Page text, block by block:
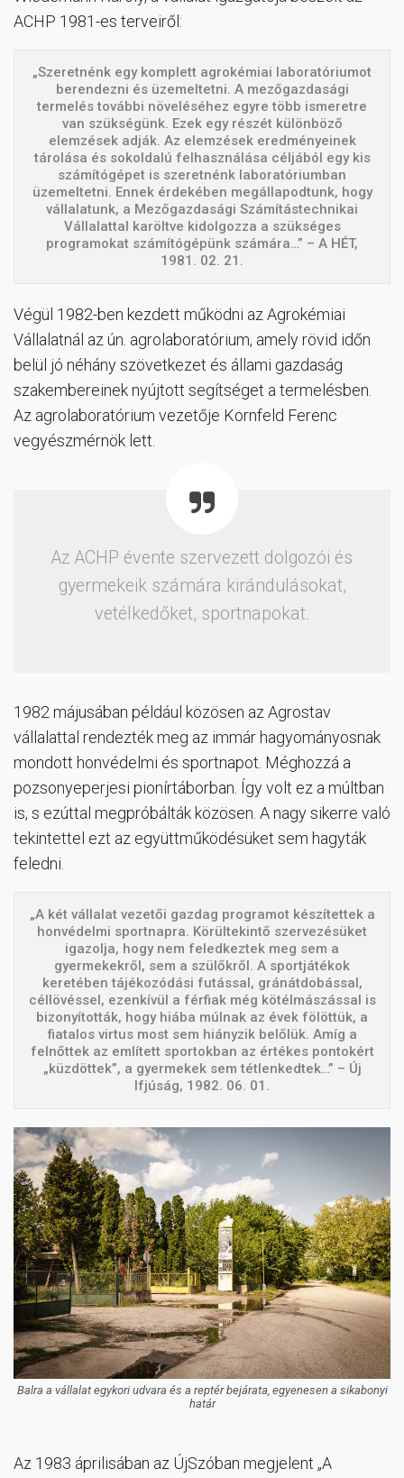
ACHP 1981-es terveiről:
„Szeretnénk egy komplett agrokémiai laboratóriumot
berendezni és üzemeltetni. A mezőgazdasági
termelés további növeléséhez egyre több ismeretre
van szükségünk. Ezek egy részét különböző
elemzések adják. Az elemzések eredményeinek
tárolása és sokoldalú felhasználása céljából egy kis
számítógépet is szeretnénk laboratóriumban
üzemeltetni. Ennek érdekében megállapodtunk, hogy
vállalatunk, a Mezőgazdasági Számítástechnikai
Vállalattal karöltve kidolgozza a szükséges
programokat számítógépünk számára…” – A HÉT,
1981. 02. 21.
Végül 1982-ben kezdett működni az Agrokémiai
Vállalatnál az ún. agrolaboratórium, amely rövid időn
belül jó néhány szövetkezet és állami gazdaság
szakembereinek nyújtott segítséget a termelésben.
Az agrolaboratórium vezetője Kornfeld Ferenc
vegyészmérnök lett.
Az ACHP évente szervezett dolgozói és
gyermekeik számára kirándulásokat,
vetélkedőket, sportnapokat.
1982 májusában például közösen az Agrostav
vállalattal rendezték meg az immár hagyományosnak
mondott honvédelmi és sportnapot. Méghozzá a
pozsonyeperjesi pionírtáborban. Így volt ez a múltban
is, s ezúttal megpróbálták közösen. A nagy sikerre való
tekintettel ezt az együttműködésüket sem hagyták
feledni.
„A két vállalat vezetői gazdag programot készítettek a
honvédelmi sportnapra. Körültekintő szervezésüket
igazolja, hogy nem feledkeztek meg sem a
gyermekekről, sem a szülőkről. A sportjátékok
keretében tájékozódási futással, gránátdobással,
céllövéssel, ezenkívül a férfiak még kötélmászással is
bizonyították, hogy hiába múlnak az évek fölöttük, a
fiatalos virtus most sem hiányzik belőlük. Amíg a
felnőttek az említett sportokban az értékes pontokért
„küzdöttek”, a gyermekek sem tétlenkedtek…” – Új
Ifjúság, 1982. 06. 01.
Balra a vállalat egykori udvara és a reptér bejárata, egyenesen a sikabonyi
határ
Az 1983 áprilisában az ÚjSzóban megjelent „A